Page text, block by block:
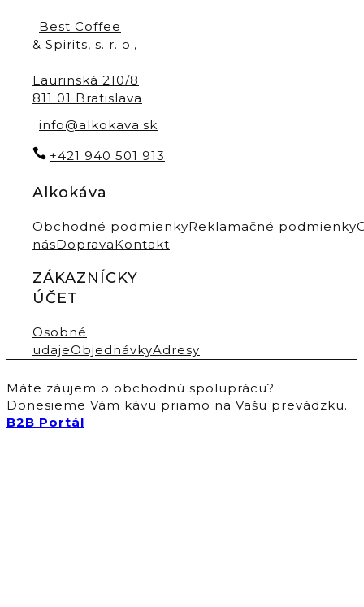
Best Coffee
& Spirits, s. r. o.,
Laurinská 210/8
811 01 Bratislava
info@alkokava.sk
+421 940 501 913
Alkokáva
Obchodné podmienkyReklamačné podmienky
násDopravaKontakt
ZÁKAZNÍCKY
ÚČET
Osobné
udajeObjednávkyAdresy
Máte záujem o obchodnú spoluprácu?
Donesieme Vám kávu priamo na Vašu prevádzku.
B2B Portál